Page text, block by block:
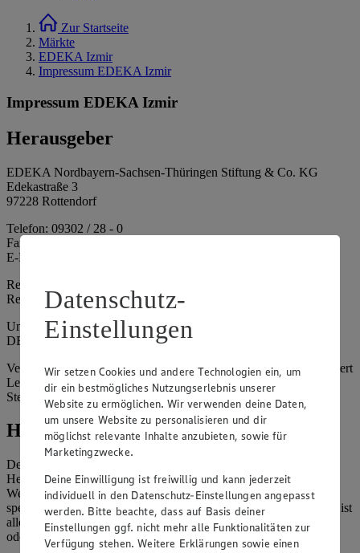
Zur Startseite
Märkte
EDEKA Izmir
Impressum EDEKA Izmir
Impressum EDEKA Izmir
Herausgeber
EDEKA Nordbayern-Sachsen-Thüringen Stiftung & Co. KG
Edekastraße 3
97228 Rottendorf
Telefon: 09302 / 28 - 0
Fax: 09302 / 28 - 214
E-Mail: info@edeka.de
Registergericht: Amtsgericht Würzburg
Registernummer: HRA 6164
Umsatzsteuer-Identifikationsnummer gem. § 27a UStG:
DE261968694
Vertretungsberechtigte: Sebastian Kohrmann (Geschäftsführer), Gert
Lehmann (Geschäftsführer), Christian Remy (Geschäftsführer),
Stefan Legat (Vorstandsvorsitzender)
Hinweise
Der Inhalt dieser Website ist urheberrechtlich geschützt. Der
Herausgeber gewährt Ihnen jedoch das Recht, den auf dieser
Website bereitgestellten Text ganz oder ausschnittsweise zu
speichern und zu vervielfältigen. Aus Gründen des Urheberrechts ist
allerdings die Speicherung und Vervielfältigung von Bildmaterial
oder Grafiken aus dieser Website nicht gestattet.
Datenschutz-
Einstellungen
Wir setzen Cookies und andere Technologien ein, um
dir ein bestmögliches Nutzungserlebnis unserer
Website zu ermöglichen. Wir verwenden deine Daten,
um unsere Website zu personalisieren und dir
möglichst relevante Inhalte anzubieten, sowie für
Marketingzwecke.
Deine Einwilligung ist freiwillig und kann jederzeit
individuell in den Datenschutz-Einstellungen angepasst
werden. Bitte beachte, dass auf Basis deiner
Einstellungen ggf. nicht mehr alle Funktionalitäten zur
Verfügung stehen. Weitere Erklärungen sowie einen